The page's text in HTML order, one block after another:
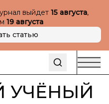
выйдет 15 августа,
19 августа
статью
УЧЁНЫЙ